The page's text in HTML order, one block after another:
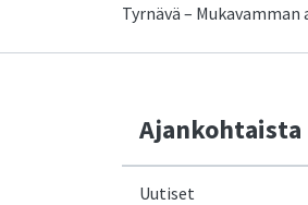
Tyrnävä –
Ajankohtaista
Uutiset